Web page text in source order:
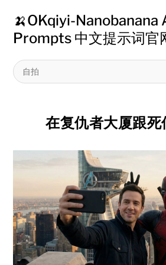
🍌OKqiyi-Nanobanana
Prompts 中文提示词官
在复仇者大厦跟死